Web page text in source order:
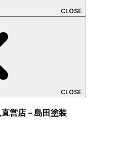
CLOSE
CLOSE
営店－島田塗装